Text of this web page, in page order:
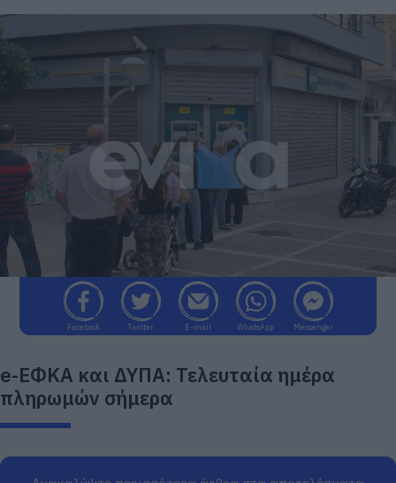
Facebook Twitter E-mail WhatsApp Messenger
e-ΕΦΚΑ και ΔΥΠΑ: Τελευταία ημέρα
πληρωμών σήμερα